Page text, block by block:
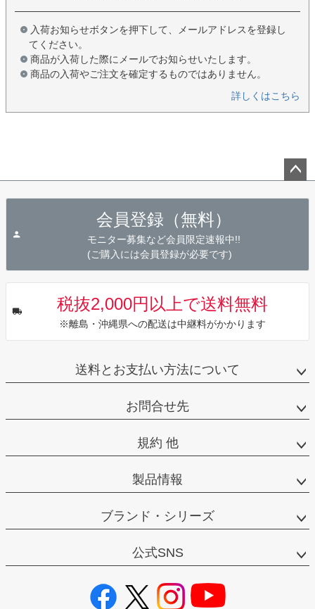
入荷お知らせボタンを押下して、メールアドレスを登録し
てください。
商品が入荷した際にメールでお知らせいたします。
商品の入荷やご注文を確定するものではありません。
詳しくはこちら
会員登録（無料）
モニター募集など会員限定速報中!!
(ご購入には会員登録が必要です)
税抜2,000円以上で送料無料
※離島・沖縄県への配送は中継料がかかります
送料とお支払い方法について
お問合せ先
規約 他
製品情報
ブランド・シリーズ
公式SNS